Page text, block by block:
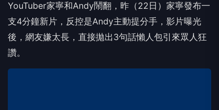
YouTuber家寧和Andy鬧翻，昨（22日）家寧發布一
支4分鐘新片，反控是Andy主動提分手，影片曝光
後，網友嫌太長，直接拋出3句話懶人包引來眾人狂
讚。